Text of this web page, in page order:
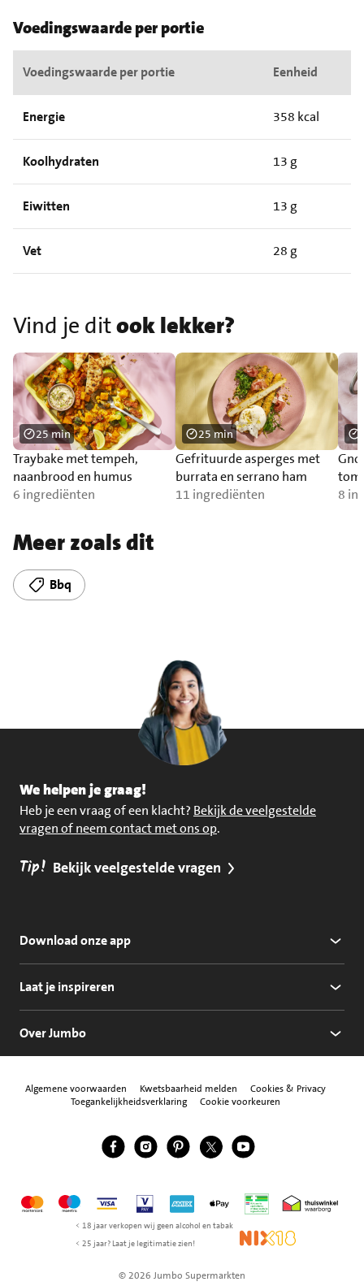
Voedingswaarde per portie
Voedingswaarde per portie Eenheid
Energie 358 kcal
Koolhydraten 13 g
Eiwitten 13 g
Vet 28 g
Vind je ditook lekker?
Traybake met tempeh,
naanbrood en humus
6 ingrediënten
25 min
Gefrituurde asperges met
burrata en serrano ham
11 ingrediënten
25 min
zalm
8
Meer zoals dit
Bbq
We helpen je graag!
Heb je een vraag of een klacht? Bekijk de veelgestelde
vragen of neem contact met ons op.
Tip! Bekijk veelgestelde vragen
Download onze app
Laat je inspireren
Over Jumbo
Algemene voorwaarden Kwetsbaarheid melden
Cookies & Privacy
Toegankelijkheidsverklaring
Cookie voorkeuren
Volg ons
Jumbo Facebook
Jumbo Instagram
Jumbo Pinterest
Jumbo Twitter
Jumbo YouTube
MastercardMaestroVisa Vpay American Express
Apple Pay Thuiswinkel
< 18 jaar verkopen wij geen alcohol en tabak
< 25 jaar? Laat je legitimatie zien!
NIX18
© 2026 Jumbo Supermarkten